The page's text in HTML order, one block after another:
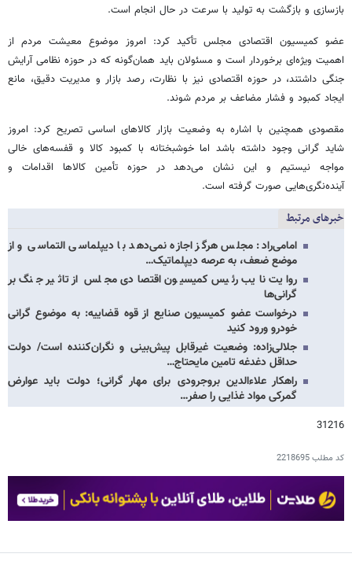
بازسازی و بازگشت به تولید با سرعت در حال انجام است.
عضو کمیسیون اقتصادی مجلس تأکید کرد: امروز موضوع معیشت مردم از
اهمیت ویژه‌ای برخوردار است و مسئولان باید همان‌گونه که در حوزه نظامی آرایش
جنگی داشتند، در حوزه اقتصادی نیز با نظارت، رصد بازار و مدیریت دقیق، مانع
ایجاد کمبود و فشار مضاعف بر مردم شوند.
مقصودی همچنین با اشاره به وضعیت بازار کالاهای اساسی تصریح کرد: امروز
شاید گرانی وجود داشته باشد اما خوشبختانه با کمبود کالا و قفسه‌های خالی
مواجه نیستیم و این نشان می‌دهد در حوزه تأمین کالاها اقدامات و
آینده‌نگری‌هایی صورت گرفته است.
خبرهای مرتبط
امامی‌راد: مجلس هرگز اجازه نمی‌دهد با دیپلماسی التماسی و از
موضع ضعف، به عرصه دیپلماتیک…
روایت نایب رئیس کمیسیون اقتصادی مجلس از تاثیر جنگ بر
گرانی‌ها
درخواست عضو کمیسیون صنایع از قوه قضاییه: به موضوع گرانی
خودرو ورود کنید
جلالی‌زاده: وضعیت غیرقابل پیش‌بینی و نگران‌کننده است/ دولت
حداقل دغدغه تامین مایحتاج…
راهکار علاءالدین بروجرودی برای مهار گرانی؛ دولت باید عوارض
گمرکی مواد غذایی را صفر…
31216
کد مطلب2218695